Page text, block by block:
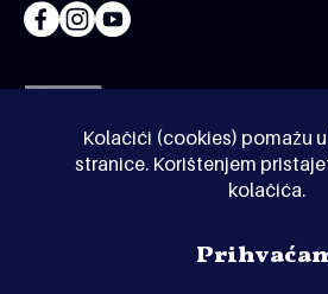
Kolačići (cookies) pomažu
stranice. Korištenjem
kolačića.
© Kinoholik 2026. Kinoholik nije
Organizatori zadržavaju pravo izmjene